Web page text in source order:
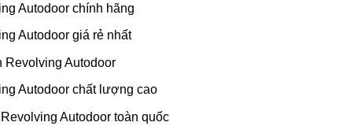
Autodoor chính hãng
Autodoor giá rẻ nhất
Revolving Autodoor
Autodoor chất lượng cao
Autodoor toàn quốc